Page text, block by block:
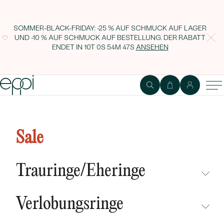
SOMMER-BLACK-FRIDAY: -25 % AUF SCHMUCK AUF LAGER
UND -10 % AUF SCHMUCK AUF BESTELLUNG. DER RABATT
ENDET IN 10T 0S 54M 46S ANSEHEN
Sale
Trauringe/Eheringe
NEUHEITEN
Verlobungsringe